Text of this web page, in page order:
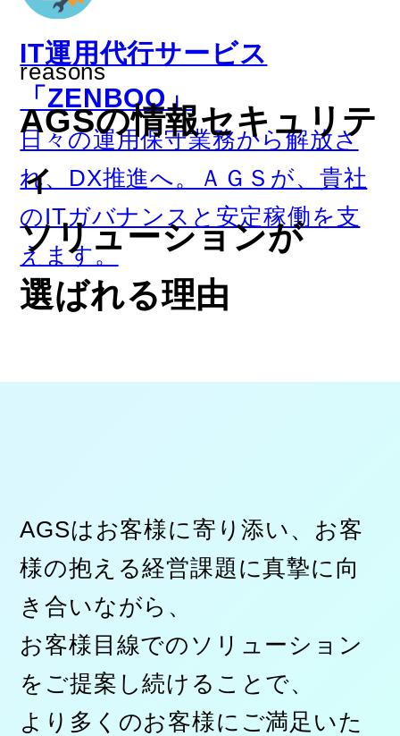
IT運用代行サービス
「ZENBOO」
日々の運用保守業務から解放さ
れ、DX推進へ。ＡＧＳが、貴社
のITガバナンスと安定稼働を支
えます。
reasons
AGSの情報セキュリテ
ィ
ソリューションが
選ばれる理由
AGSはお客様に寄り添い、お客
様の抱える経営課題に真摯に向
き合いながら、
お客様目線でのソリューション
をご提案し続けることで、
より多くのお客様にご満足いた